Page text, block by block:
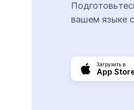
вашем языке
Загрузить в
App